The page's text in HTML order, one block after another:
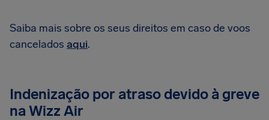
Saiba mais sobre os seus direitos em caso de voos
cancelados aqui.
Indenização por atraso devido à greve
na Wizz Air